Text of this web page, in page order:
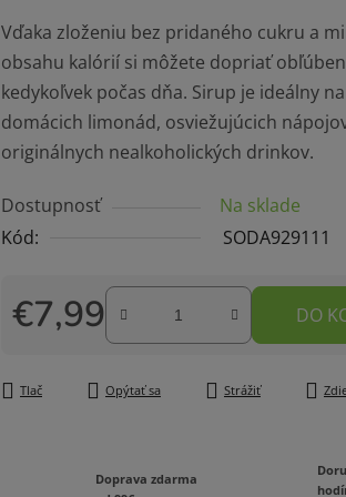
hviezdičiek.
Vďaka zloženiu bez pridaného cukru a
obsahu kalórií si môžete dopriať
kedykoľvek počas dňa. Sirup je ideálny
domácich limonád, osviežujúcich
originálnych nealkoholických drinkov.
Dostupnosť
Na sklade
Kód:
SODA929111
€7,99
Jednotková cena:
DO
Tlač Opýtať sa Strážiť
Doprava zdarma